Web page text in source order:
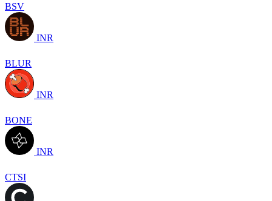
BSV
INR
BLUR
INR
BONE
INR
CTSI